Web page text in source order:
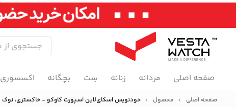
صفحه اصلی مردانه زنانه سِت بچگانه اکسسوری
صفحه اصلی محصول خودنویس اسکای‌لاین اسپورت کاوکو - خاکستری، نوک M